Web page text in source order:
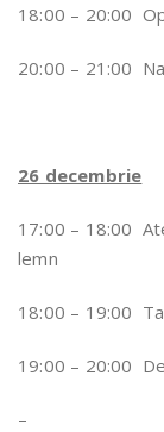
18:00 – 20:00
20:00 – 21:00
26 decembrie
17:00 – 18:00
lemn
18:00 – 19:00
19:00 – 20:00
–